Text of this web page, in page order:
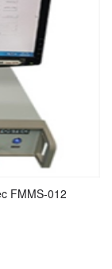
FMMS-012